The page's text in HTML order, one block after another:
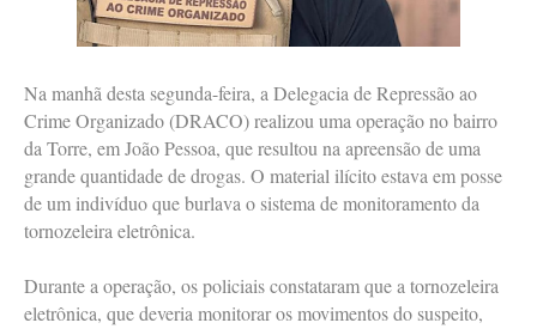
Na manhã desta segunda-feira, a Delegacia de Repressão ao
Crime Organizado (DRACO) realizou uma operação no bairro
da Torre, em João Pessoa, que resultou na apreensão de uma
grande quantidade de drogas. O material ilícito estava em posse
de um indivíduo que burlava o sistema de monitoramento da
tornozeleira eletrônica.
Durante a operação, os policiais constataram que a tornozeleira
eletrônica, que deveria monitorar os movimentos do suspeito,